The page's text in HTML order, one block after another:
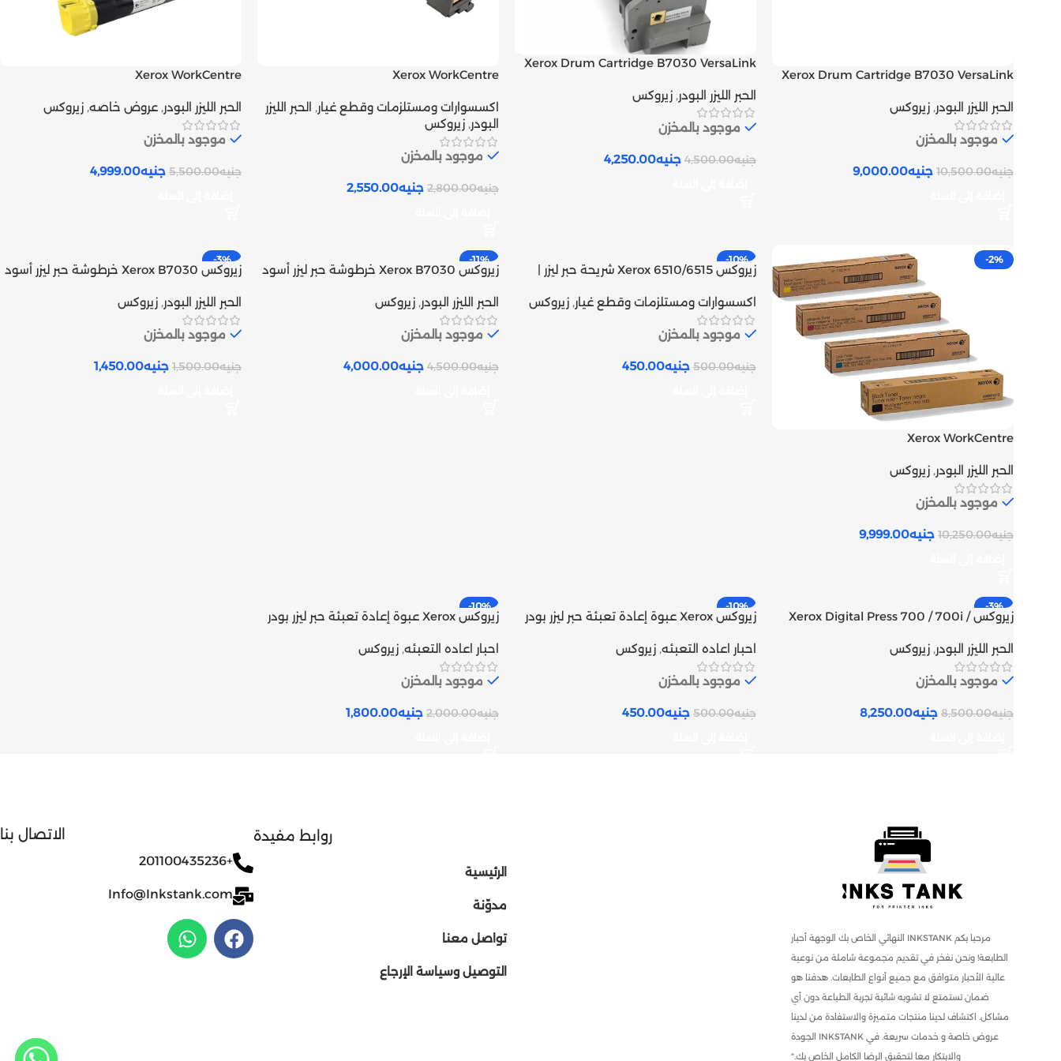
Xerox Drum Cartridge B7030 VersaLink
الحبر الليزر البودر, زيروكس
موجود بالمخزن
جنيه10,500.00 جنيه9,000.00
Xerox Drum Cartridge B7030 VersaLink
الحبر الليزر البودر, زيروكس
موجود بالمخزن
جنيه4,500.00 جنيه4,250.00
Xerox WorkCentre
Inks tank
اكسسوارات ومستلزمات وقطع غيار, الحبر الليزر
البودر, زيروكس
موجود بالمخزن
جنيه2,800.00 جنيه2,550.00
Xerox WorkCentre
Cartridge | Inks tank
الحبر الليزر البودر, عروض خاصه, زيروكس
موجود بالمخزن
جنيه5,500.00 جنيه4,999.00
-2%
Xerox WorkCentre
Cartridge | Inks tank
الحبر الليزر البودر, زيروكس
موجود بالمخزن
جنيه10,250.00 جنيه9,999.00
-10%
زيروكس Xerox 6510/6515 شريحة حبر ليزر |
اكسسوارات ومستلزمات وقطع غيار, زيروكس
موجود بالمخزن
جنيه500.00 جنيه450.00
-11%
زيروكس Xerox B7030 خرطوشة حبر ليزر أسود
الحبر الليزر البودر, زيروكس
موجود بالمخزن
جنيه4,500.00 جنيه4,000.00
-3%
زيروكس Xerox B7030 خرطوشة حبر ليزر أسود
الحبر الليزر البودر, زيروكس
موجود بالمخزن
جنيه1,500.00 جنيه1,450.00
-3%
زيروكس Xerox Digital Press 700 / 700i /
tank
الحبر الليزر البودر, زيروكس
موجود بالمخزن
جنيه8,500.00 جنيه8,250.00
-10%
زيروكس Xerox عبوة إعادة تعبئة حبر ليزر بودر
احبار اعاده التعبئه, زيروكس
موجود بالمخزن
جنيه500.00 جنيه450.00
-10%
زيروكس Xerox عبوة إعادة تعبئة حبر ليزر بودر
احبار اعاده التعبئه, زيروكس
موجود بالمخزن
جنيه2,000.00 جنيه1,800.00
مرحبا بكم INKSTANK النهائي الخاص بك الوجهة أحبار
الطابعة! ونحن نفخر في تقديم مجموعة شاملة من نوعية
عالية الأحبار متوافق مع جميع أنواع الطابعات. هدفنا هو
ضمان تستمتع لا تشوبه شائبة تجربة الطباعة دون أي
مشاكل. اكتشاف لدينا منتجات متميزة والاستفادة من لدينا
عروض خاصة و خدمات سريعة. في INKSTANK الجودة
والابتكار معا لتحقيق الرضا الكامل الخاص بك."
روابط مفيدة
الرئيسية
مدوّنة
تواصل معنا
التوصيل وسياسة الإرجاع
الاتصال بنا
+201100435236
Info@Inkstank.com